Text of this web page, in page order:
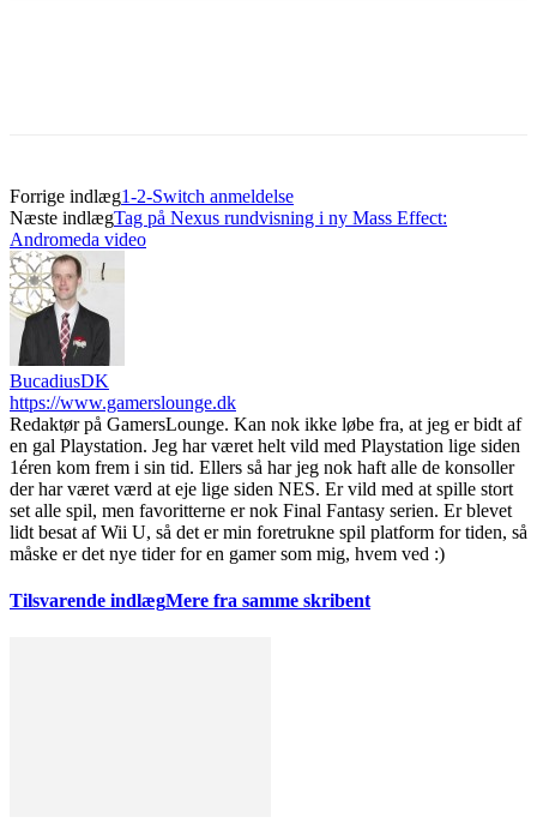
Forrige indlæg1-2-Switch anmeldelse
Næste indlægTag på Nexus rundvisning i ny Mass Effect:
Andromeda video
BucadiusDK
https://www.gamerslounge.dk
Redaktør på GamersLounge. Kan nok ikke løbe fra, at jeg er bidt af
en gal Playstation. Jeg har været helt vild med Playstation lige siden
1éren kom frem i sin tid. Ellers så har jeg nok haft alle de konsoller
der har været værd at eje lige siden NES. Er vild med at spille stort
set alle spil, men favoritterne er nok Final Fantasy serien. Er blevet
lidt besat af Wii U, så det er min foretrukne spil platform for tiden, så
måske er det nye tider for en gamer som mig, hvem ved :)
Tilsvarende indlægMere fra samme skribent